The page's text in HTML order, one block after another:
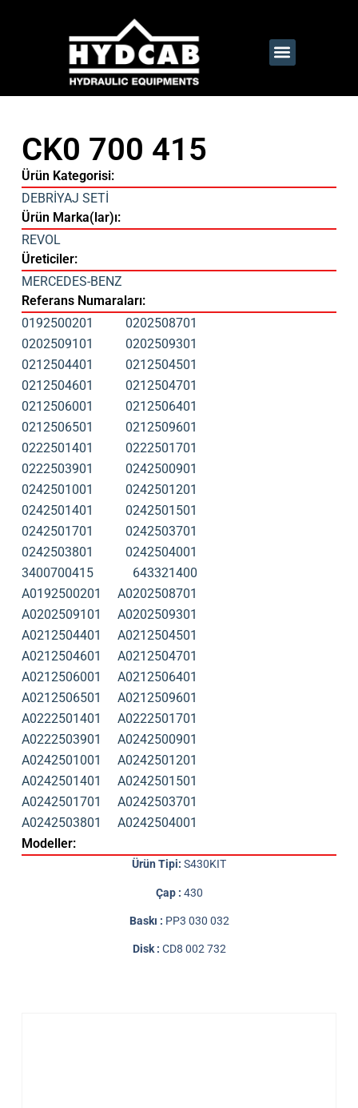
CK0 700 415
Ürün Kategorisi:
DEBRİYAJ SETİ
Ürün Marka(lar)ı:
REVOL
Üreticiler:
MERCEDES-BENZ
Referans Numaraları:
0192500201
0202508701
0202509101
0202509301
0212504401
0212504501
0212504601
0212504701
0212506001
0212506401
0212506501
0212509601
0222501401
0222501701
0222503901
0242500901
0242501001
0242501201
0242501401
0242501501
0242501701
0242503701
0242503801
0242504001
3400700415
643321400
A0192500201
A0202508701
A0202509101
A0202509301
A0212504401
A0212504501
A0212504601
A0212504701
A0212506001
A0212506401
A0212506501
A0212509601
A0222501401
A0222501701
A0222503901
A0242500901
A0242501001
A0242501201
A0242501401
A0242501501
A0242501701
A0242503701
A0242503801
A0242504001
Modeller:
Ürün Tipi: S430KIT
Çap : 430
Baskı : PP3 030 032
Disk : CD8 002 732